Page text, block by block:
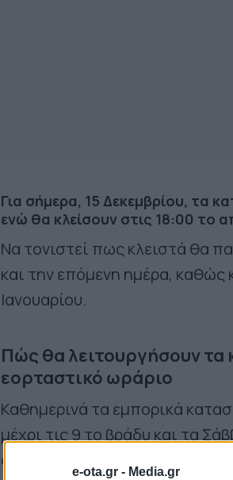
e-ota.gr - Media.gr
Για σήμερα, 15 Δεκεμβρίου, τα
ενώ θα κλείσουν στις 18:00 το
Να τονιστεί πως κλειστά θα
και την επόμενη ημέρα, καθώς
Ιανουαρίου.
Πώς θα λειτουργήσουν τα
εορταστικό ωράριο
Καθημερινά τα εμπορικά
μέχρι τις 9 το βράδυ και τα
απόγευμα ενώ θα είναι